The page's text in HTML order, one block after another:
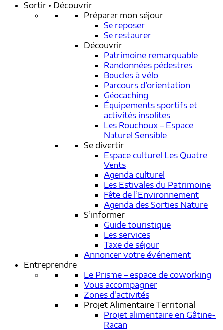
Sortir • Découvrir
Préparer mon séjour
Se reposer
Se restaurer
Découvrir
Patrimoine remarquable
Randonnées pédestres
Boucles à vélo
Parcours d’orientation
Géocaching
Équipements sportifs et
activités insolites
Les Rouchoux – Espace
Naturel Sensible
Se divertir
Espace culturel Les Quatre
Vents
Agenda culturel
Les Estivales du Patrimoine
Fête de l’Environnement
Agenda des Sorties Nature
S’informer
Guide touristique
Les services
Taxe de séjour
Annoncer votre événement
Entreprendre
Le Prisme – espace de coworking
Vous accompagner
Zones d'activités
Projet Alimentaire Territorial
Projet alimentaire en Gâtine-
Racan